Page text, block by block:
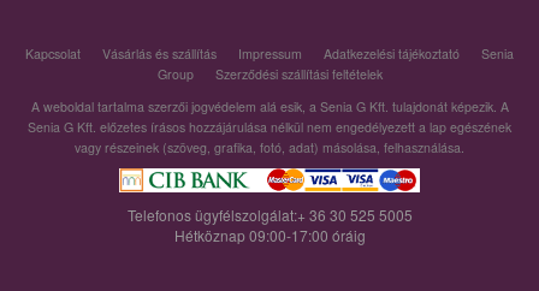
Kapcsolat Vásárlás és szállítás Impressum Adatkezelési tájékoztató
Senia
Group
Szerződési szállítási feltételek
A weboldal tartalma szerzői jogvédelem alá esik, a Senia G Kft. tulajdonát képezik. A
Senia G Kft. előzetes írásos hozzájárulása nélkül nem engedélyezett a lap egészének
vagy részeinek (szöveg, grafika, fotó, adat) másolása, felhasználása.
Telefonos ügyfélszolgálat:+ 36 30 525 5005
Hétköznap 09:00-17:00 óráig